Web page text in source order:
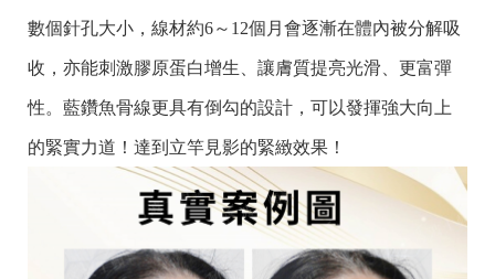
數個針孔大小，線材約6～12個月會逐漸在體內被分解吸
收，亦能刺激膠原蛋白增生、讓膚質提亮光滑、更富彈
性。藍鑽魚骨線更具有倒勾的設計，可以發揮強大向上
的緊實力道！達到立竿見影的緊緻效果！